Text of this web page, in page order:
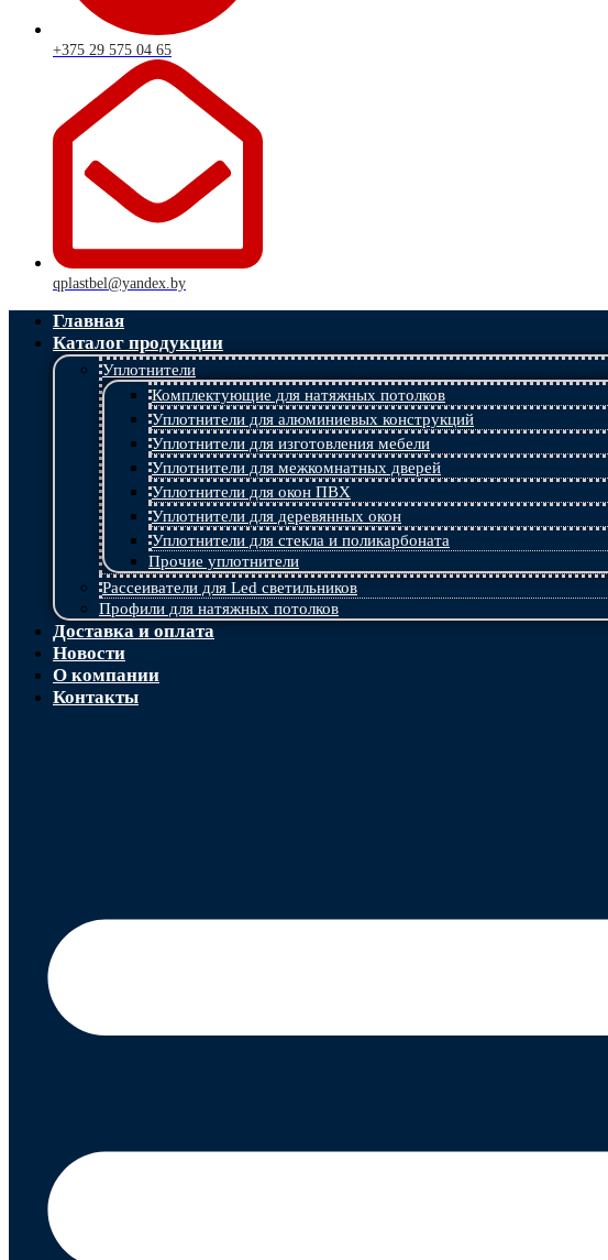
+375 29 575 04 65
qplastbel@yandex.by
Главная
Каталог продукции
Уплотнители
Комплектующие для натяжных потолков
Уплотнители для алюминиевых конструкций
Уплотнители для изготовления мебели
Уплотнители для межкомнатных дверей
Уплотнители для окон ПВХ
Уплотнители для деревянных окон
Уплотнители для стекла и поликарбоната
Прочие уплотнители
Рассеиватели для Led светильников
Профили для натяжных потолков
Доставка и оплата
Новости
О компании
Контакты